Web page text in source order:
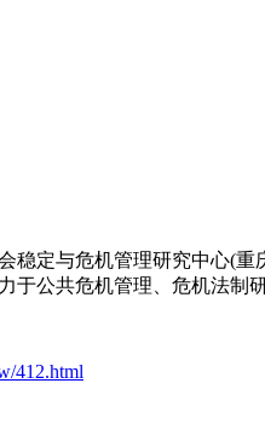
稳定与危机管理研究中心(
于公共危机管理、危机法制
412.html